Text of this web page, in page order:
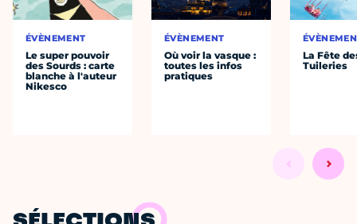
ÉVÈNEMENT
Le super pouvoir
des Sourds : carte
blanche à l'auteur
Nikesco
ÉVÈNEMENT
Où voir la vasque :
toutes les infos
pratiques
La Fête
Tuileries